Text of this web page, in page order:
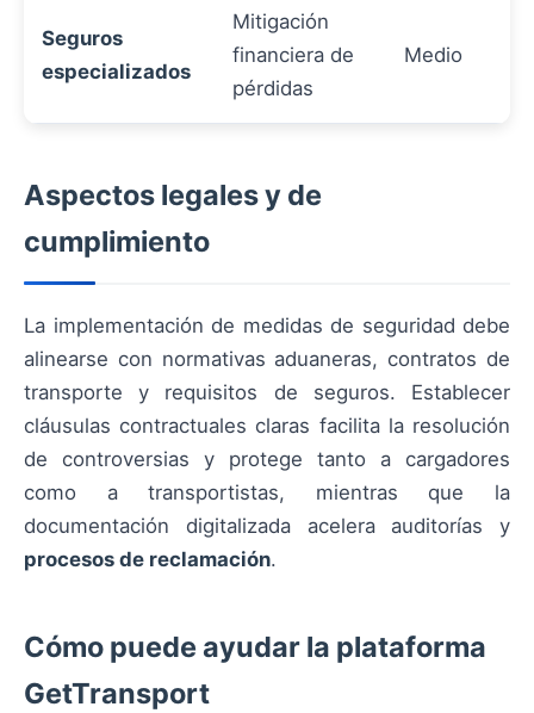
Seguros
especializados
Mitigación
financiera de
pérdidas
Medio
Aspectos legales y de
cumplimiento
La implementación de medidas de seguridad debe
alinearse con normativas aduaneras, contratos de
transporte y requisitos de seguros. Establecer
cláusulas contractuales claras facilita la resolución
de controversias y protege tanto a cargadores
como a transportistas, mientras que la
documentación digitalizada acelera auditorías y
procesos de reclamación.
Cómo puede ayudar la plataforma
GetTransport